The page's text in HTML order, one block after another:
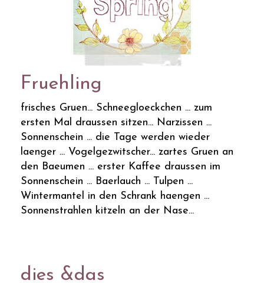
Fruehling
frisches Gruen... Schneegloeckchen ... zum
ersten Mal draussen sitzen... Narzissen ...
Sonnenschein ... die Tage werden wieder
laenger ... Vogelgezwitscher... zartes Gruen an
den Baeumen ... erster Kaffee draussen im
Sonnenschein ... Baerlauch ... Tulpen ...
Wintermantel in den Schrank haengen ...
Sonnenstrahlen kitzeln an der Nase...
dies &das